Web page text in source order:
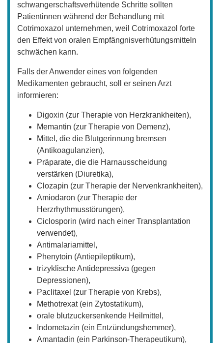
schwangerschaftsverhütende Schritte sollten
Patientinnen während der Behandlung mit
Cotrimoxazol unternehmen, weil Cotrimoxazol forte
den Effekt von oralen Empfängnisverhütungsmitteln
schwächen kann.
Falls der Anwender eines von folgenden
Medikamenten gebraucht, soll er seinen Arzt
informieren:
Digoxin (zur Therapie von Herzkrankheiten),
Memantin (zur Therapie von Demenz),
Mittel, die die Blutgerinnung bremsen
(Antikoagulanzien),
Präparate, die die Harnausscheidung
verstärken (Diuretika),
Clozapin (zur Therapie der Nervenkrankheiten),
Amiodaron (zur Therapie der
Herzrhythmusstörungen),
Ciclosporin (wird nach einer Transplantation
verwendet),
Antimalariamittel,
Phenytoin (Antiepileptikum),
trizyklische Antidepressiva (gegen
Depressionen),
Paclitaxel (zur Therapie von Krebs),
Methotrexat (ein Zytostatikum),
orale blutzuckersenkende Heilmittel,
Indometazin (ein Entzündungshemmer),
Amantadin (ein Parkinson-Therapeutikum),